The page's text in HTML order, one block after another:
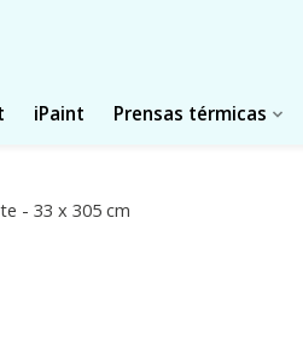
iPaint Prensas térmicas
- 33 x 305 cm